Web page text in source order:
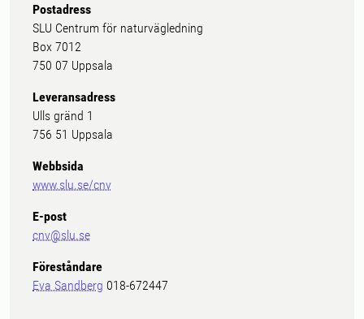
Postadress
SLU Centrum för naturvägledning
Box 7012
750 07 Uppsala
Leveransadress
Ulls gränd 1
756 51 Uppsala
Webbsida
www.slu.se/cnv
E-post
cnv@slu.se
Föreståndare
Eva Sandberg 018-672447